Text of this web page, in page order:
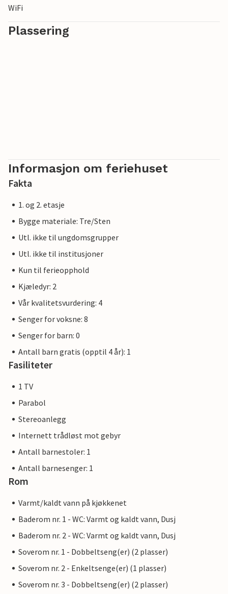
romanske basilikaen nord for Alpene og er nå de største
romanske kirkeruinene i verden.
WiFi
Plassering
Informasjon om feriehuset
Fakta
1. og 2. etasje
Bygge materiale: Tre/Sten
Utl. ikke til ungdomsgrupper
Utl. ikke til institusjoner
Kun til ferieopphold
Kjæledyr: 2
Vår kvalitetsvurdering: 4
Senger for voksne: 8
Senger for barn: 0
Antall barn gratis (opptil 4 år): 1
Fasiliteter
1 TV
Parabol
Stereoanlegg
Internett trådløst mot gebyr
Antall barnestoler: 1
Antall barnesenger: 1
Rom
Varmt/kaldt vann på kjøkkenet
Baderom nr. 1 - WC: Varmt og kaldt vann, Dusj
Baderom nr. 2 - WC: Varmt og kaldt vann, Dusj
Soverom nr. 1 - Dobbeltseng(er) (2 plasser)
Soverom nr. 2 - Enkeltsenge(er) (1 plasser)
Soverom nr. 3 - Dobbeltseng(er) (2 plasser)